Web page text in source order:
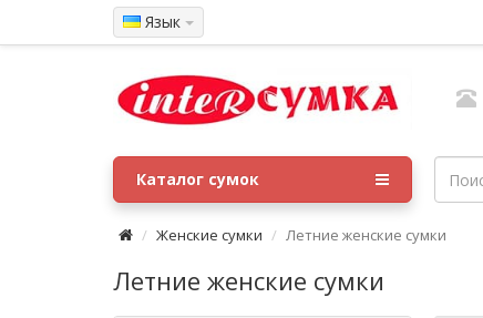
Язык
Каталог сумок
Женские сумки Летние женские сумки
Летние женские сумки